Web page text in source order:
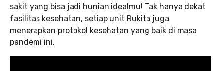
sakit yang bisa jadi hunian idealmu! Tak hanya dekat
fasilitas kesehatan, setiap unit Rukita juga
menerapkan protokol kesehatan yang baik di masa
pandemi ini.